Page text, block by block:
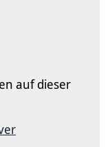
auf dieser